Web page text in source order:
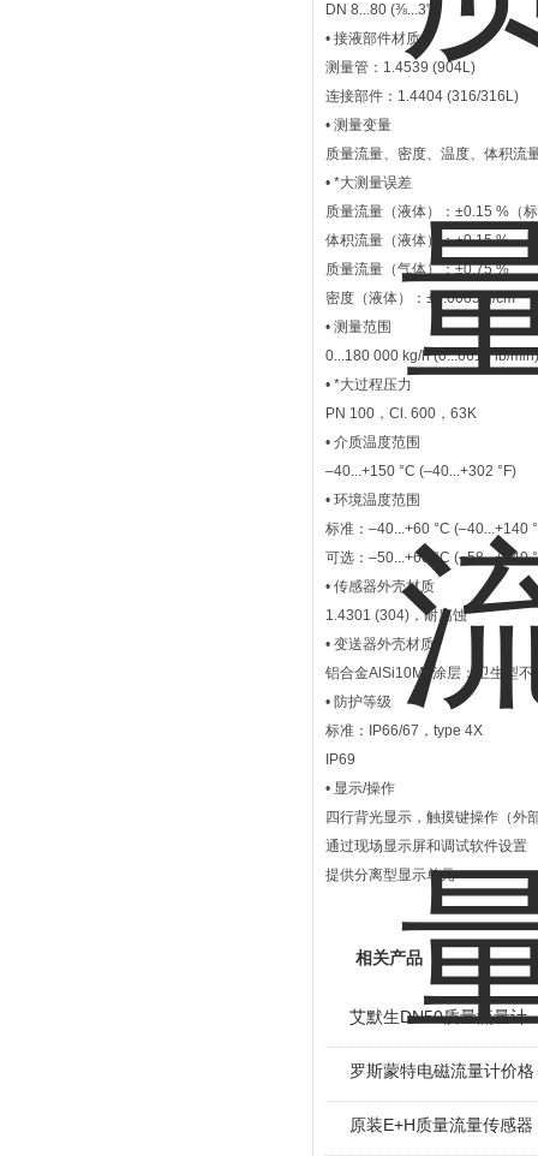
DN 8...80 (⅜...3")
• 接液部件材质
测量管：1.4539 (904L)
连接部件：1.4404 (316/316L)
• 测量变量
质量流量、密度、温度、体积流
• *大测量误差
质量流量（液体）：±0.15 %（
体积流量（液体）：±0.15 %
质量流量（气体）：±0.75 %
密度（液体）：±0.0005 g/cm³
• 测量范围
0...180 000 kg/h (0...6615 lb/
• *大过程压力
PN 100，Cl. 600，63K
• 介质温度范围
–40...+150 °C (–40...+302 °F)
• 环境温度范围
标准：–40...+60 °C (–40...+140
可选：–50...+60 °C (–58...+140
• 传感器外壳材质
1.4301 (304)，耐腐蚀
• 变送器外壳材质
铝合金AlSi10Mg涂层；卫生型
• 防护等级
标准：IP66/67，type 4X
IP69
• 显示/操作
四行背光显示，触摸键操作（外
通过现场显示屏和调试软件设置
提供分离型显示单元
相关产品
艾默生DN50质量流量计
罗斯蒙特电磁流量计价格
原装E+H质量流量传感器